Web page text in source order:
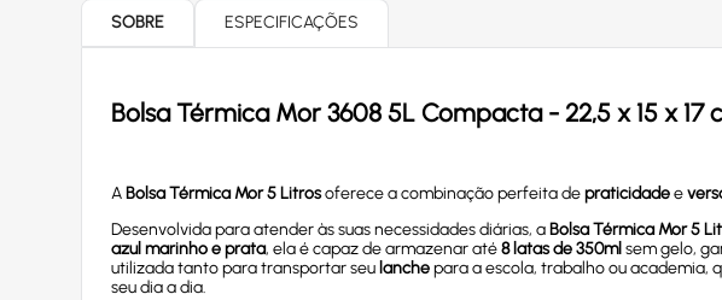
SOBRE ESPECIFICAÇÕES
Bolsa Térmica Mor 3608 5L Compacta - 22,5 x 15 x 17
ABolsa Térmica Mor 5 Litrosoferece a combinação perfeita depraticidadee
Desenvolvida para atender às suas necessidades diárias, aBolsa Térmica Mor 5
azul marinho e prata, ela é capaz de armazenar até8 latas de 350ml sem gelo,
utilizada tanto para transportar seu lanchepara a escola, trabalho ou academia,
seu dia a dia.